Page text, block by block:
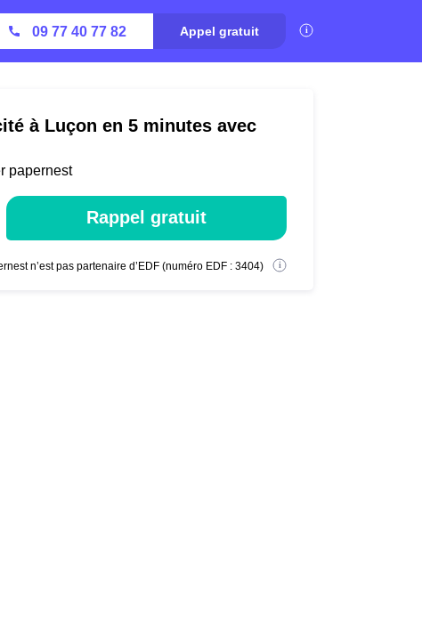
09 77 40 77 82 Appel gratuit
à Luçon en 5 minutes avec
papernest
Rappel gratuit
n’est pas partenaire d’EDF (numéro EDF : 3404)